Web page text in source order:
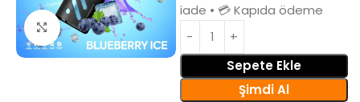
Büyütmek için tıkla
iade • 💳 Kapıda ödeme
Sepete Ekle
Şimdi Al